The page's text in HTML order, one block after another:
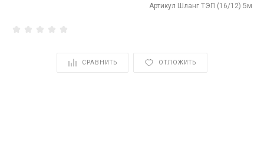
Артикул Шланг ТЭП (16/12) 5м
СРАВНИТЬ ОТЛОЖИТЬ